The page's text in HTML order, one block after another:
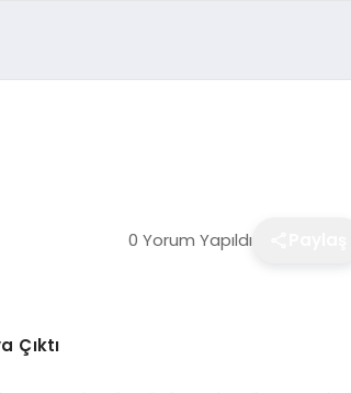
0 Yorum Yapıldı
Çıktı